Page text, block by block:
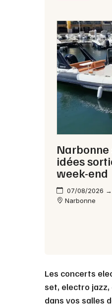
Narbonne
idées
week-end
07/08/2026
Narbonne
Les concerts
set, electro
dans vos salles